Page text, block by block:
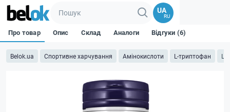
UA
RU
Belok.ua Спортивне харчування Амінокислоти L-триптофан L-
Про товар Опис Склад Аналоги Відгуки (6)